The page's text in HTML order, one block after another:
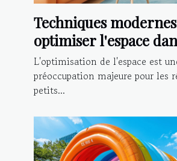
Techniques
optimiser l'espace
petits appartements
L'optimisation de l'espace est
préoccupation majeure pour les
petits...